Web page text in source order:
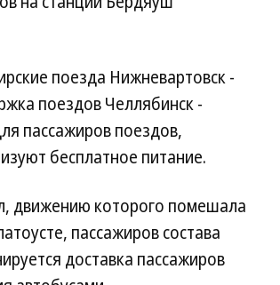
поезда Нижневартовск -
поездов Челлябинск -
пассажиров поездов,
бесплатное питание.
движению которого помешала
пассажиров состава
доставка пассажиров